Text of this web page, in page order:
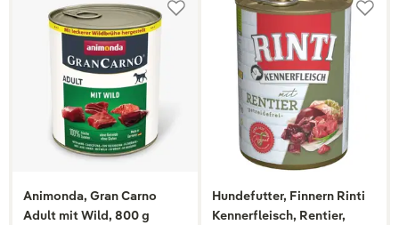
Animonda, Gran Carno
Adult mit Wild, 800 g
Hundefutter, Finnern Rinti
Kennerfleisch, Rentier,